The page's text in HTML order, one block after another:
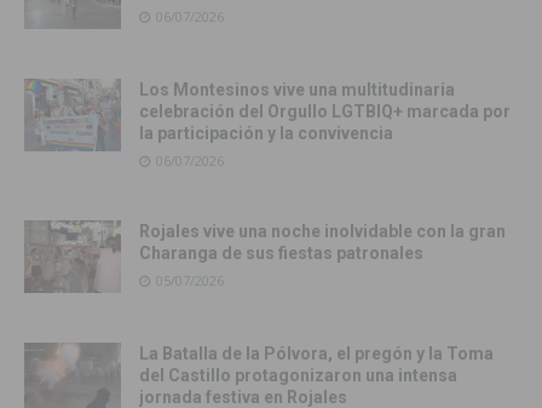
06/07/2026
Los Montesinos vive una multitudinaria
celebración del Orgullo LGTBIQ+ marcada por
la participación y la convivencia
06/07/2026
Rojales vive una noche inolvidable con la gran
Charanga de sus fiestas patronales
05/07/2026
La Batalla de la Pólvora, el pregón y la Toma
del Castillo protagonizaron una intensa
jornada festiva en Rojales